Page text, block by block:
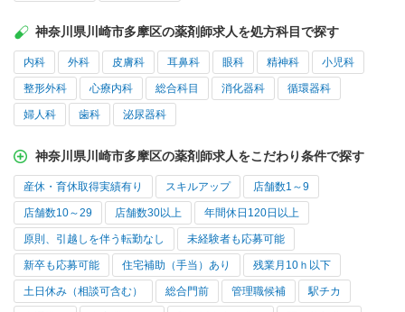
神奈川県川崎市多摩区の薬剤師求人を処方科目で探す
内科 外科 皮膚科 耳鼻科 眼科 精神科 小児科
整形外科 心療内科 総合科目 消化器科 循環器科
婦人科 歯科 泌尿器科
神奈川県川崎市多摩区の薬剤師求人をこだわり条件で探す
産休・育休取得実績有り スキルアップ 店舗数1～9
店舗数10～29 店舗数30以上 年間休日120日以上
原則、引越しを伴う転勤なし 未経験者も応募可能
新卒も応募可能 住宅補助（手当）あり 残業月10ｈ以下
土日休み（相談可含む） 総合門前 管理職候補 駅チカ